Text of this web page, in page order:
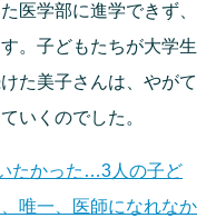
医学部に進学できず、
。子どもたちが大学生
た美子さんは、やがて
いくのでした。
たかった…3人の子ど
唯一、医師になれなか